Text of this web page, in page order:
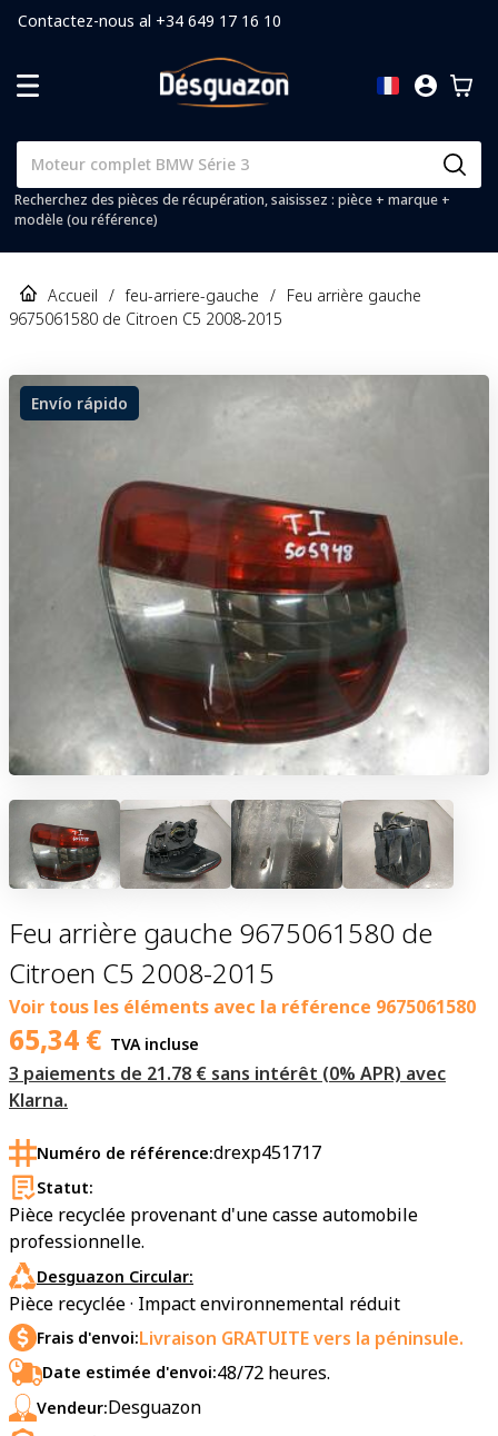
Contactez-nous al +34 649 17 16 10
Recherchez des pièces de récupération, saisissez : pièce + marque +
modèle (ou référence)
Accueil / feu-arriere-gauche / Feu arrière gauche
9675061580 de Citroen C5 2008-2015
Envío rápido
Feu arrière gauche 9675061580 de
Citroen C5 2008-2015
Voir tous les éléments avec la référence 9675061580
65,34 € TVA incluse
3 paiements de 21.78 € sans intérêt (0% APR) avec
Klarna.
Numéro de référence:drexp451717
Statut:
Pièce recyclée provenant d'une casse automobile
professionnelle.
Desguazon Circular:
Pièce recyclée · Impact environnemental réduit
Frais d'envoi:Livraison GRATUITE vers la péninsule.
Date estimée d'envoi:48/72 heures.
Vendeur:Desguazon